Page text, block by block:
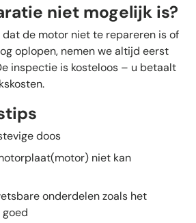
niet mogelijk is?
de motor niet te repareren is of
oplopen, nemen we altijd eerst
inspectie is kosteloos – u betaalt
doos
niet kan
onderdelen zoals het